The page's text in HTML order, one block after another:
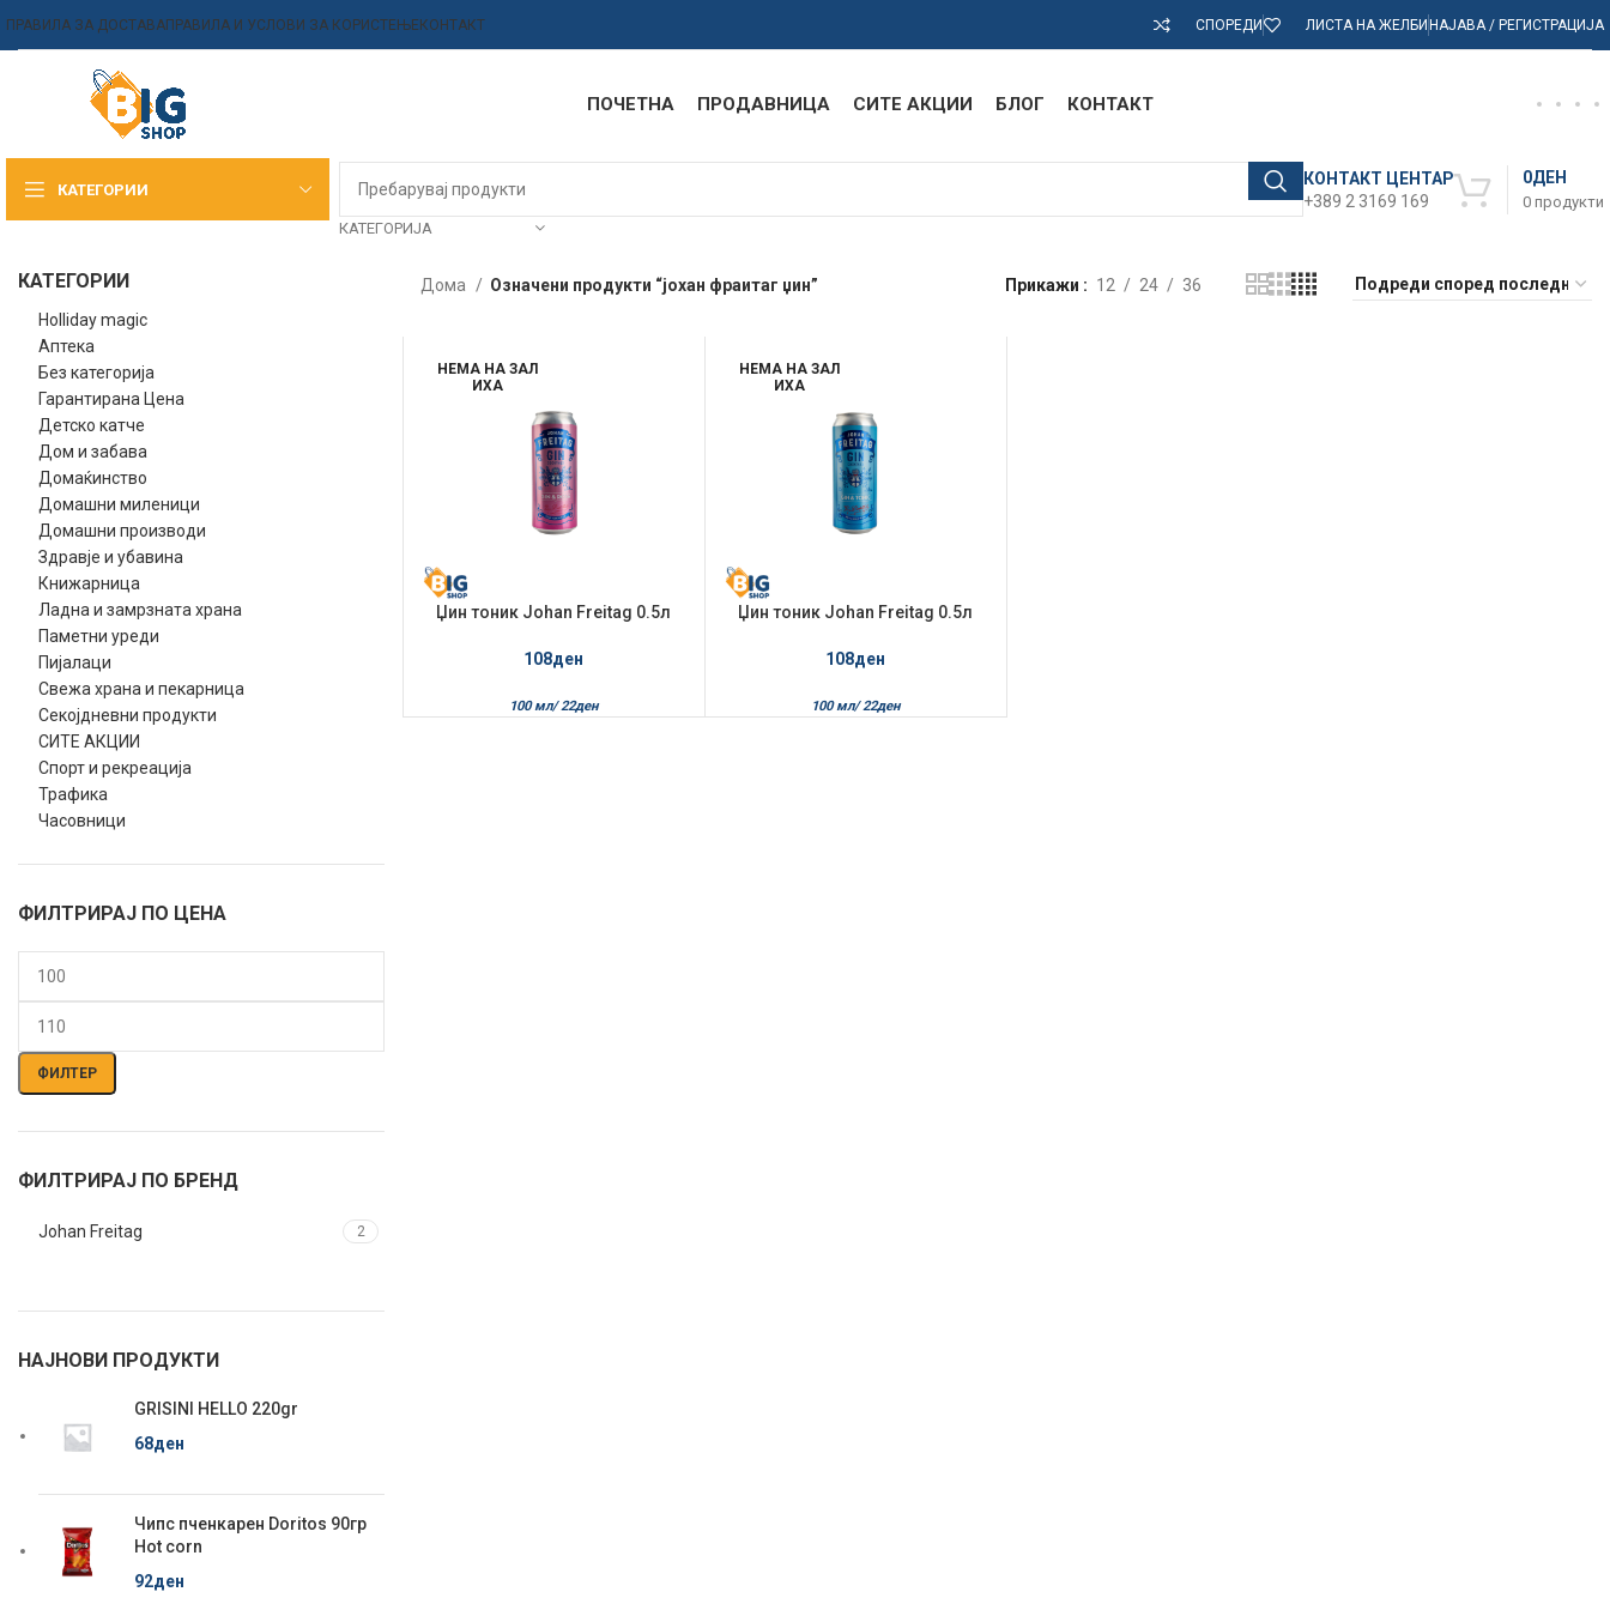
ПРАВИЛА ЗА ДОСТАВАПРАВИЛА И УСЛОВИ ЗА КОРИСТЕЊЕКОНТАКТ СПОРЕДИ ЛИСТА НА ЖЕЛБИНАЈАВА / РЕГИСТРАЦИЈА
ПОЧЕТНА ПРОДАВНИЦА СИТЕ АКЦИИ БЛОГ КОНТАКТ
КАТЕГОРИИ
КАТЕГОРИЈА
КОНТАКТ ЦЕНТАР
+389 2 3169 169
0 продукти
0ДЕН
КАТЕГОРИИ
Holliday magic
Аптека
Без категорија
Гарантирана Цена
Детско катче
Дом и забава
Домаќинство
Домашни миленици
Домашни производи
Здравје и убавина
Книжарница
Ладна и замрзната храна
Паметни уреди
Пијалаци
Свежа храна и пекарница
Секојдневни продукти
СИТЕ АКЦИИ
Спорт и рекреација
Трафика
Часовници
ФИЛТРИРАЈ ПО ЦЕНА
Мин.
цена
Макс.
цена
ФИЛТЕР
ФИЛТРИРАЈ ПО БРЕНД
Johan Freitag 2
НАЈНОВИ ПРОДУКТИ
GRISINI HELLO 220gr
68ден
Чипс пченкарен Doritos 90гр
Hot corn
92ден
Дома Означени продукти “јохан фраитаг џин” Прикажи 12 24 36
НЕМА НА ЗАЛ
ИХА
Џин тоник Johan Freitag 0.5л
108ден
100 мл/ 22ден
НЕМА НА ЗАЛ
ИХА
Џин тоник Johan Freitag 0.5л
108ден
100 мл/ 22ден